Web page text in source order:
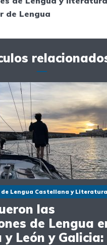
de Lengua
de Lengua Castellana y Literatura
las
de Lengua
León y Galicia: